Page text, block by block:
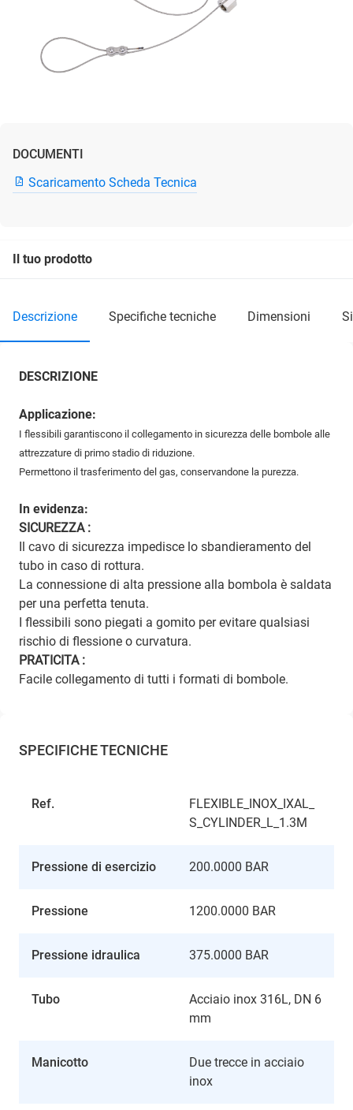
DOCUMENTI
Scaricamento Scheda Tecnica
Il tuo prodotto
descrizione specifiche tecniche dimensioni
DESCRIZIONE
Applicazione:
I flessibili garantiscono il collegamento in sicurezza delle bombole alle
attrezzature di primo stadio di riduzione.
Permettono il trasferimento del gas, conservandone la purezza.
In evidenza:
SICUREZZA :
Il cavo di sicurezza impedisce lo sbandieramento del
tubo in caso di rottura.
La connessione di alta pressione alla bombola è saldata
per una perfetta tenuta.
I flessibili sono piegati a gomito per evitare qualsiasi
rischio di flessione o curvatura.
PRATICITA :
Facile collegamento di tutti i formati di bombole.
SPECIFICHE TECNICHE
Ref.
FLEXIBLE_INOX_IXAL_
S_CYLINDER_L_1.3M
Pressione di esercizio 200.0000 BAR
Pressione 1200.0000 BAR
Pressione idraulica 375.0000 BAR
Tubo
Acciaio inox 316L, DN 6
mm
Manicotto
Due trecce in acciaio
inox